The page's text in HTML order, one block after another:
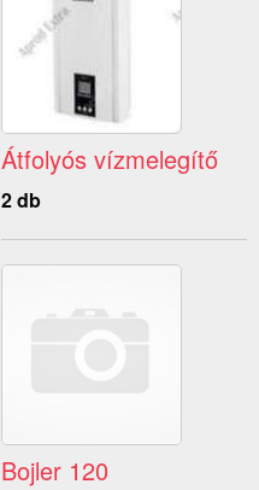
Átfolyós vízmelegítő
2 db
Bojler 120